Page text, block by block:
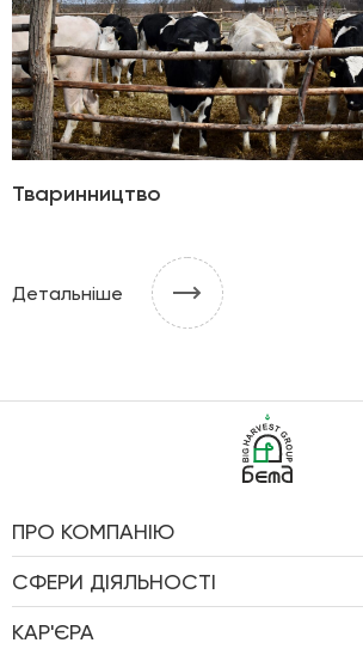
Тваринництво
Детальніше
ПРО КОМПАНІЮ
СФЕРИ ДІЯЛЬНОСТІ
КАР'ЄРА